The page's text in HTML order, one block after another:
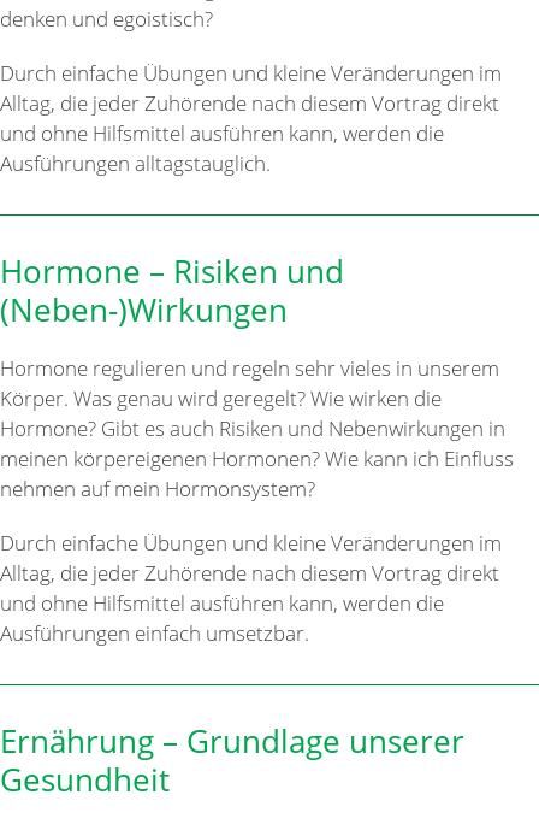
denken und egoistisch?
Durch einfache Übungen und kleine Veränderungen im
Alltag, die jeder Zuhörende nach diesem Vortrag direkt
und ohne Hilfsmittel ausführen kann, werden die
Ausführungen alltagstauglich.
Hormone – Risiken und
(Neben-)Wirkungen
Hormone regulieren und regeln sehr vieles in unserem
Körper. Was genau wird geregelt? Wie wirken die
Hormone? Gibt es auch Risiken und Nebenwirkungen in
meinen körpereigenen Hormonen? Wie kann ich Einfluss
nehmen auf mein Hormonsystem?
Durch einfache Übungen und kleine Veränderungen im
Alltag, die jeder Zuhörende nach diesem Vortrag direkt
und ohne Hilfsmittel ausführen kann, werden die
Ausführungen einfach umsetzbar.
Ernährung – Grundlage unserer
Gesundheit